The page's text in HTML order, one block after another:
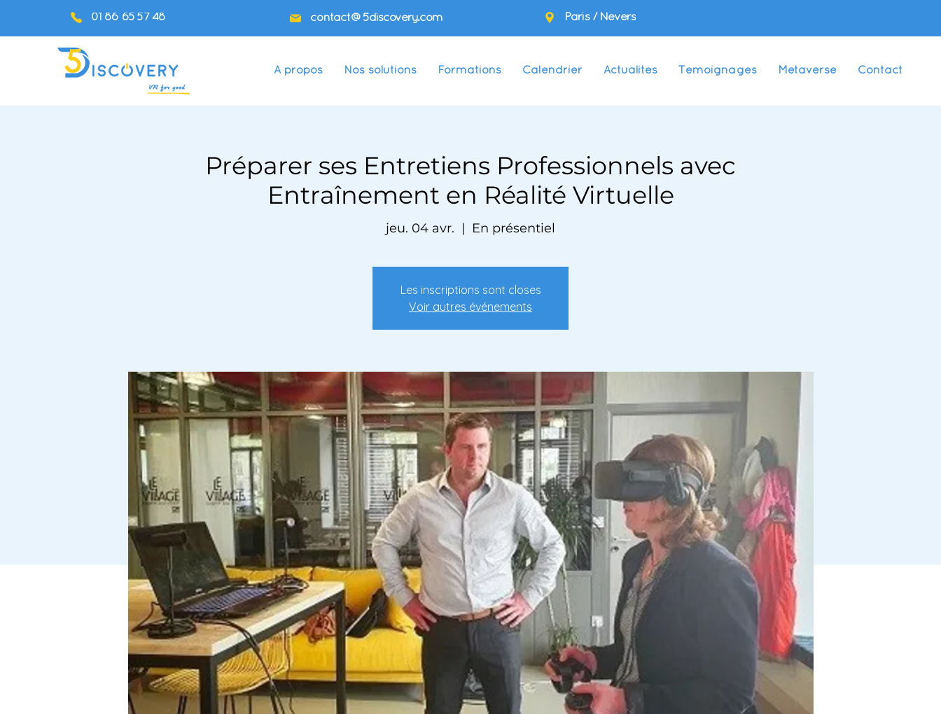
01 86 65 57 48 contact@5discovery.com Paris / Nevers
A propos Nos solutions Formations Calendrier Actualités Témoignages Metaverse Contact
Préparer ses Entretiens Professionnels avec
Entraînement en Réalité Virtuelle
jeu. 04 avr.
  |
En présentiel
Les inscriptions sont closes
Voir autres événements